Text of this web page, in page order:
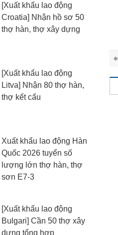
[Xuất khẩu lao động
Croatia] Nhận hồ sơ 50
thợ hàn, thợ xây dựng
[Xuất khẩu lao động
Litva] Nhận 80 thợ hàn,
thợ kết cấu
Xuất khẩu lao động Hàn
Quốc 2026 tuyển số
lượng lớn thợ hàn, thợ
sơn E7-3
[Xuất khẩu lao động
Bulgari] Cần 50 thợ xây
dựng tổng hợp